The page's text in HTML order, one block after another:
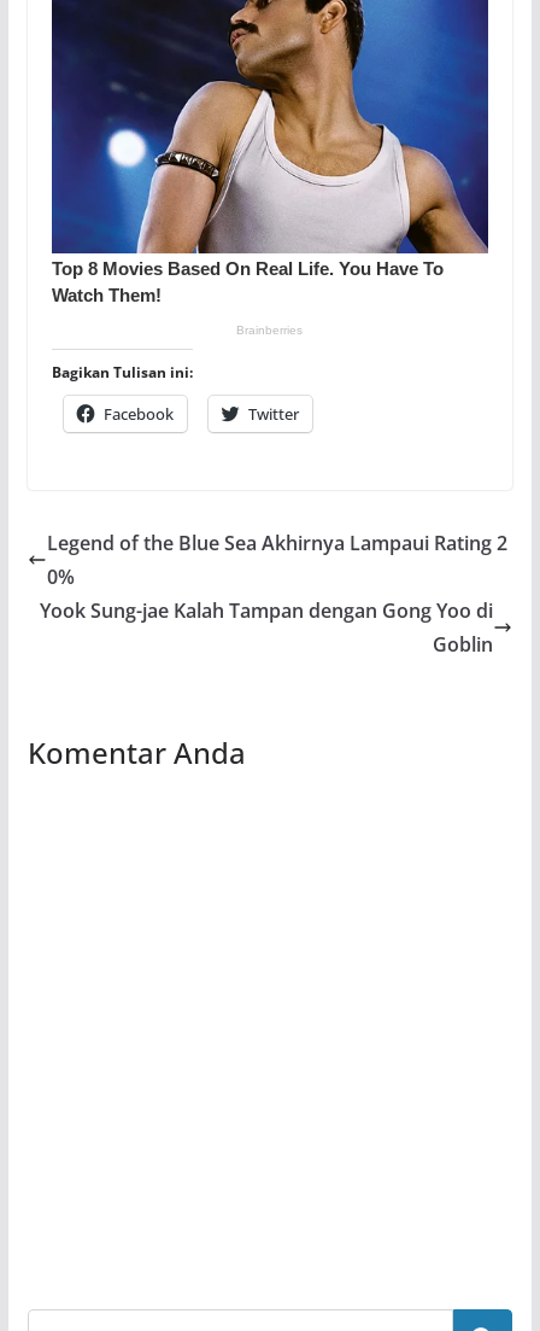
Bagikan Tulisan ini:
Facebook Twitter
Legend of the Blue Sea Akhirnya Lampaui Rating 2
0%
Yook Sung-jae Kalah Tampan dengan Gong Yoo di
Goblin
Komentar Anda